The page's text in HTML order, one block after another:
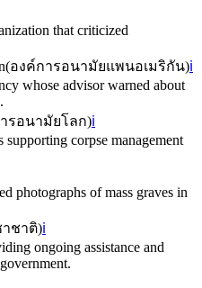
that criticized
(องค์การอนามัยแพนอเมริกัน)ℹ️
whose advisor warned about
รอนามัยโลก)ℹ️
corpse management
photographs of mass graves in
ชาติ)ℹ️
ongoing assistance and